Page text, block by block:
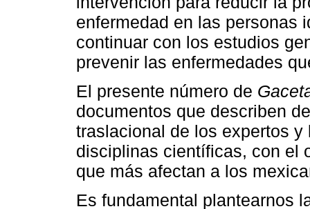
enfermedad en las personas
continuar con los estudios
prevenir las enfermedades
El presente número de
documentos que describen
traslacional de los expertos
disciplinas científicas, con el
que más afectan a los
Es fundamental plantearnos